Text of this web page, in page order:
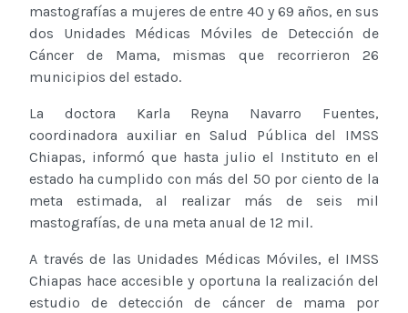
mastografías a mujeres de entre 40 y 69 años, en sus
dos Unidades Médicas Móviles de Detección de
Cáncer de Mama, mismas que recorrieron 26
municipios del estado.
La doctora Karla Reyna Navarro Fuentes,
coordinadora auxiliar en Salud Pública del IMSS
Chiapas, informó que hasta julio el Instituto en el
estado ha cumplido con más del 50 por ciento de la
meta estimada, al realizar más de seis mil
mastografías, de una meta anual de 12 mil.
A través de las Unidades Médicas Móviles, el IMSS
Chiapas hace accesible y oportuna la realización del
estudio de detección de cáncer de mama por